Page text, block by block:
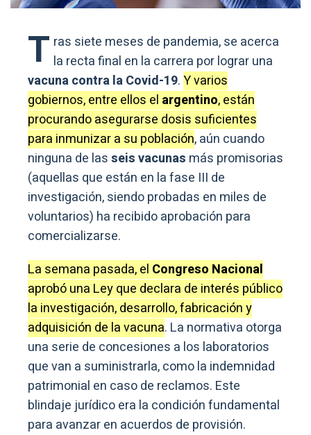
T ras siete meses de pandemia, se acerca
la recta final en la carrera por lograr una
vacuna contra la Covid-19.Y varios
gobiernos, entre ellos el argentino, están
procurando asegurarse dosis suficientes
para inmunizar a su población, aún cuando
ninguna de lasseis vacunas más promisorias
(aquellas que están en la fase III de
investigación, siendo probadas en miles de
voluntarios) ha recibido aprobación para
comercializarse.
La semana pasada, el Congreso Nacional
aprobó una Ley que declara de interés público
la investigación, desarrollo, fabricación y
adquisición de la vacuna. La normativa otorga
una serie de concesiones a los laboratorios
que van a suministrarla, como la indemnidad
patrimonial en caso de reclamos. Este
blindaje jurídico era la condición fundamental
para avanzar en acuerdos de provisión.